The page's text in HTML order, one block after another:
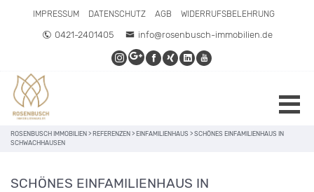
IMPRESSUM DATENSCHUTZ AGB WIDERRUFSBELEHRUNG
0421-2401405 info@rosenbusch-immobilien.de
ROSENBUSCH IMMOBILIEN > REFERENZEN > EINFAMILIENHAUS > SCHÖNES EINFAMILIENHAUS IN
SCHWACHHAUSEN
SCHÖNES EINFAMILIENHAUS IN